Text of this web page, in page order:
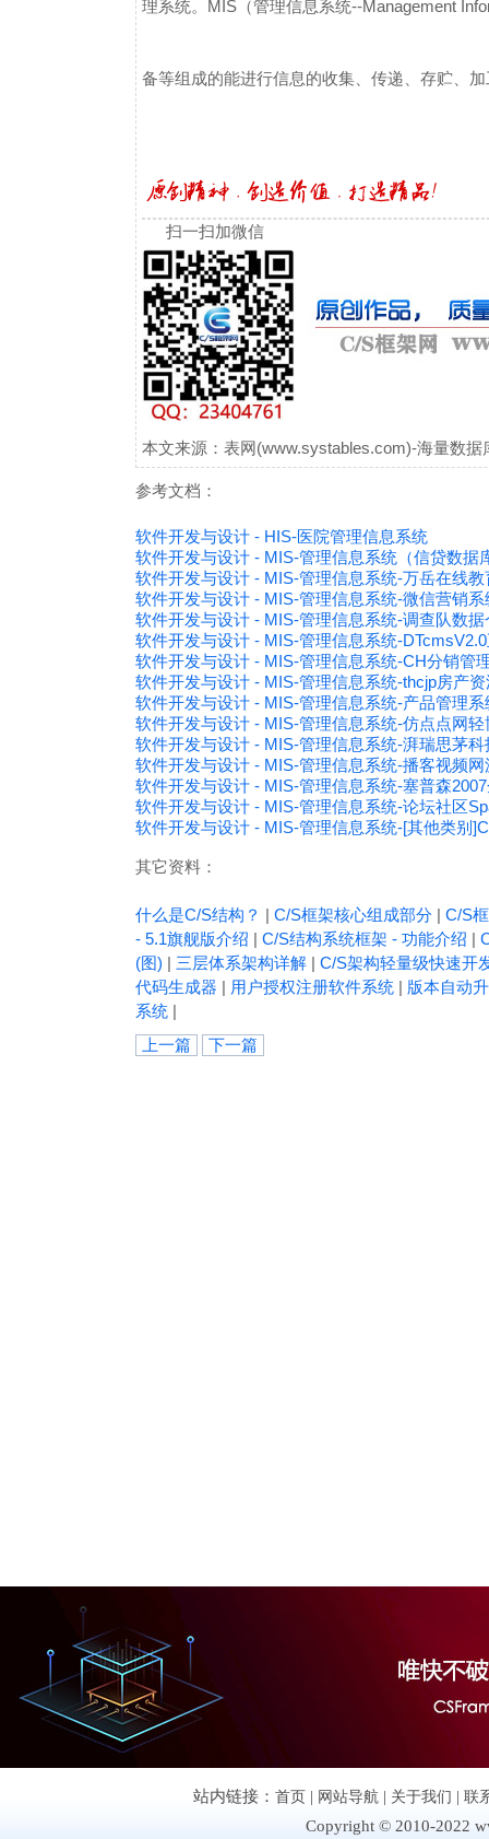
理系统。 MIS（管理信息系统--Management
备等组成的能进行信息的收集、传递、存贮、
扫一扫加微信
本文来源：表网(www.systables.com)-海量数
参考文档：
软件开发与设计 - HIS-医院管理信息系统
软件开发与设计 - MIS-管理信息系统（信贷数据
软件开发与设计 - MIS-管理信息系统-万岳在线
软件开发与设计 - MIS-管理信息系统-微信营销
软件开发与设计 - MIS-管理信息系统-调查队数
软件开发与设计 - MIS-管理信息系统-
软件开发与设计 - MIS-管理信息系统-CH分销管
软件开发与设计 - MIS-管理信息系统-thcjp房产
软件开发与设计 - MIS-管理信息系统-产品管理
软件开发与设计 - MIS-管理信息系统-仿点点网
软件开发与设计 - MIS-管理信息系统-湃瑞思茅
软件开发与设计 - MIS-管理信息系统-播客视频网
软件开发与设计 - MIS-管理信息系统-塞普森
软件开发与设计 - MIS-管理信息系统-论坛社区
软件开发与设计 - MIS-管理信息系统-[其他类别
其它资料：
什么是C/S结构？ | C/S框架核心组成部分 | C/S
- 5.1旗舰版介绍 | C/S结构系统框架 - 功能介绍 |
(图) | 三层体系架构详解 | C/S架构轻量级快速开
代码生成器 | 用户授权注册软件系统 | 版本自动
系统 |
上一篇
下一篇
站内链接： 首页 | 网站导航 | 关于我们 | 联
Copyright © 2010-2022